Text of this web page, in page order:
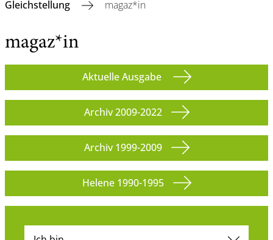
Gleichstellung magaz*in
magaz*in
Aktuelle Ausgabe
Archiv 2009-2022
Archiv 1999-2009
Helene 1990-1995
Ich bin ...